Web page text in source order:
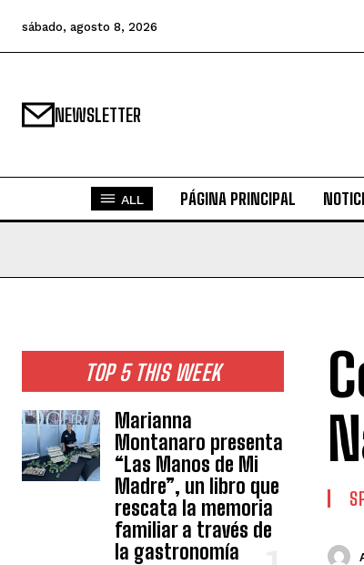
sábado, agosto 8, 2026
NEWSLETTER
ALL PÁGINA PRINCIPAL
TOP 5 THIS WEEK
Marianna
Montanaro presenta
“Las Manos de Mi
Madre”, un libro que
rescata la memoria
familiar a través de
la gastronomía